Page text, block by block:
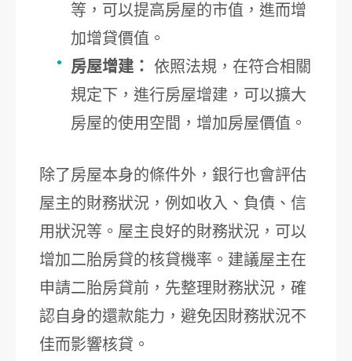
等，可以提高房屋的市值，進而增
加增貸價值。
房屋增建：
依照法規，在符合相關
規定下，進行房屋增建，可以擴大
房屋的使用空間，增加房屋價值。
除了房屋本身的條件外，銀行也會評估
屋主的財務狀況，例如收入、負債、信
用狀況等。屋主良好的財務狀況，可以
增加二胎房貸的核貸機率。建議屋主在
申請二胎房貸前，先整理財務狀況，確
認自身的還款能力，避免因財務狀況不
佳而影響核貸。